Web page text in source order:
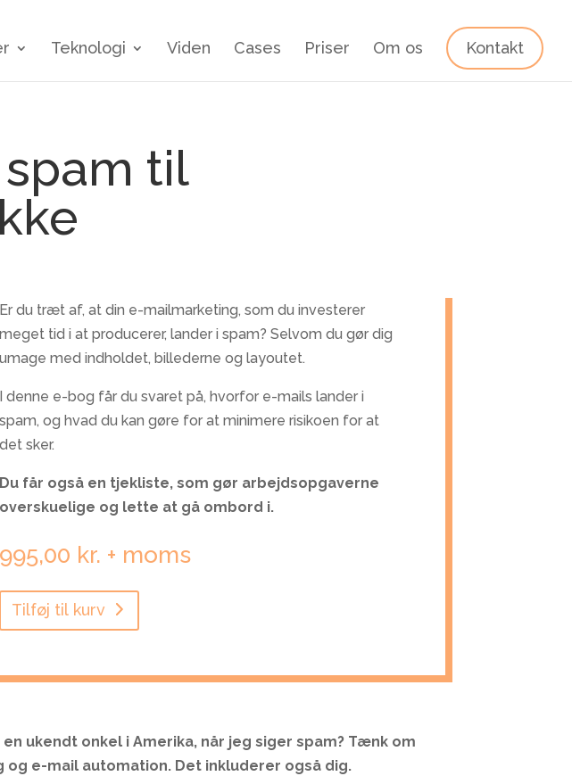
Teknologi Viden Cases Priser Om os Kontakt
til
Er du træt af, at din e-mailmarketing, som du investerer
meget tid i at producerer, lander i spam? Selvom du gør dig
umage med indholdet, billederne og layoutet.
I denne e-bog får du svaret på, hvorfor e-mails lander i
spam, og hvad du kan gøre for at minimere risikoen for at
det sker.
Du får også en tjekliste, som gør arbejdsopgaverne
overskuelige og lette at gå ombord i.
995,00 kr. + moms
Tilføj til kurv
ukendt onkel i Amerika, når jeg siger spam? Tænk om
e-mail automation. Det inkluderer også dig.